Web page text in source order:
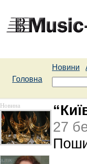
Новини
Головна
Новина
27